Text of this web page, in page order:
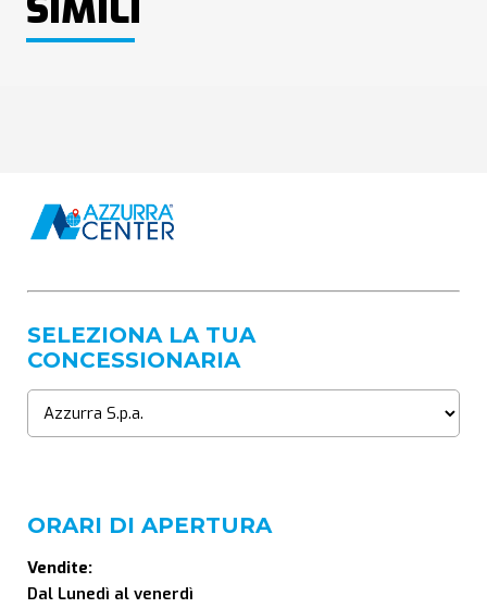
SELEZIONA LA TUA
CONCESSIONARIA
ORARI DI APERTURA
Vendite:
Dal Lunedì al venerdì